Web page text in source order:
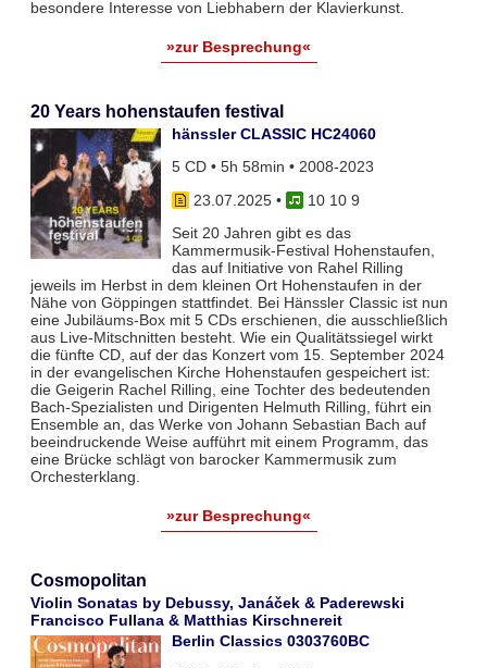
besondere Interesse von Liebhabern der Klavierkunst.
»zur Besprechung«
20 Years hohenstaufen festival
hänssler CLASSIC HC24060
5 CD • 5h 58min • 2008-2023
23.07.2025•
10 10 9
Seit 20 Jahren gibt es das
Kammermusik-Festival Hohenstaufen,
das auf Initiative von Rahel Rilling
jeweils im Herbst in dem kleinen Ort Hohenstaufen in der
Nähe von Göppingen stattfindet. Bei Hänssler Classic ist nun
eine Jubiläums-Box mit 5 CDs erschienen, die ausschließlich
aus Live-Mitschnitten besteht. Wie ein Qualitätssiegel wirkt
die fünfte CD, auf der das Konzert vom 15. September 2024
in der evangelischen Kirche Hohenstaufen gespeichert ist:
die Geigerin Rachel Rilling, eine Tochter des bedeutenden
Bach-Spezialisten und Dirigenten Helmuth Rilling, führt ein
Ensemble an, das Werke von Johann Sebastian Bach auf
beeindruckende Weise aufführt mit einem Programm, das
eine Brücke schlägt von barocker Kammermusik zum
Orchesterklang.
»zur Besprechung«
Cosmopolitan
Violin Sonatas by Debussy, Janáček & Paderewski
Francisco Fullana & Matthias Kirschnereit
Berlin Classics 0303760BC